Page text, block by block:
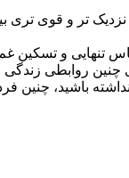
تر و قوی تری
تنهایی و تسکین
روابطی
باشید، چنین